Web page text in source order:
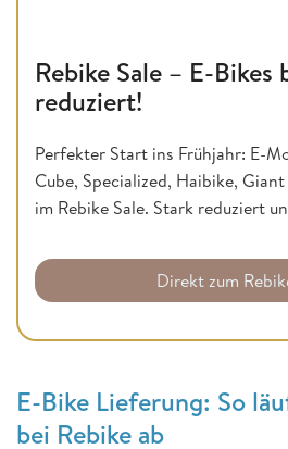
Rebike Sale – E-Bikes
reduziert!
Perfekter Start ins Frühjahr: E-
Cube, Specialized, Haibike,
im Rebike Sale. Stark reduziert
Direkt zum
E-Bike Lieferung: So
bei Rebike ab